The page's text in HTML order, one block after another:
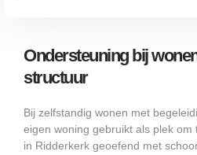
Ondersteuning bij
structuur
Bij zelfstandig wonen met
eigen woning gebruikt als plek
in Ridderkerk geoefend met